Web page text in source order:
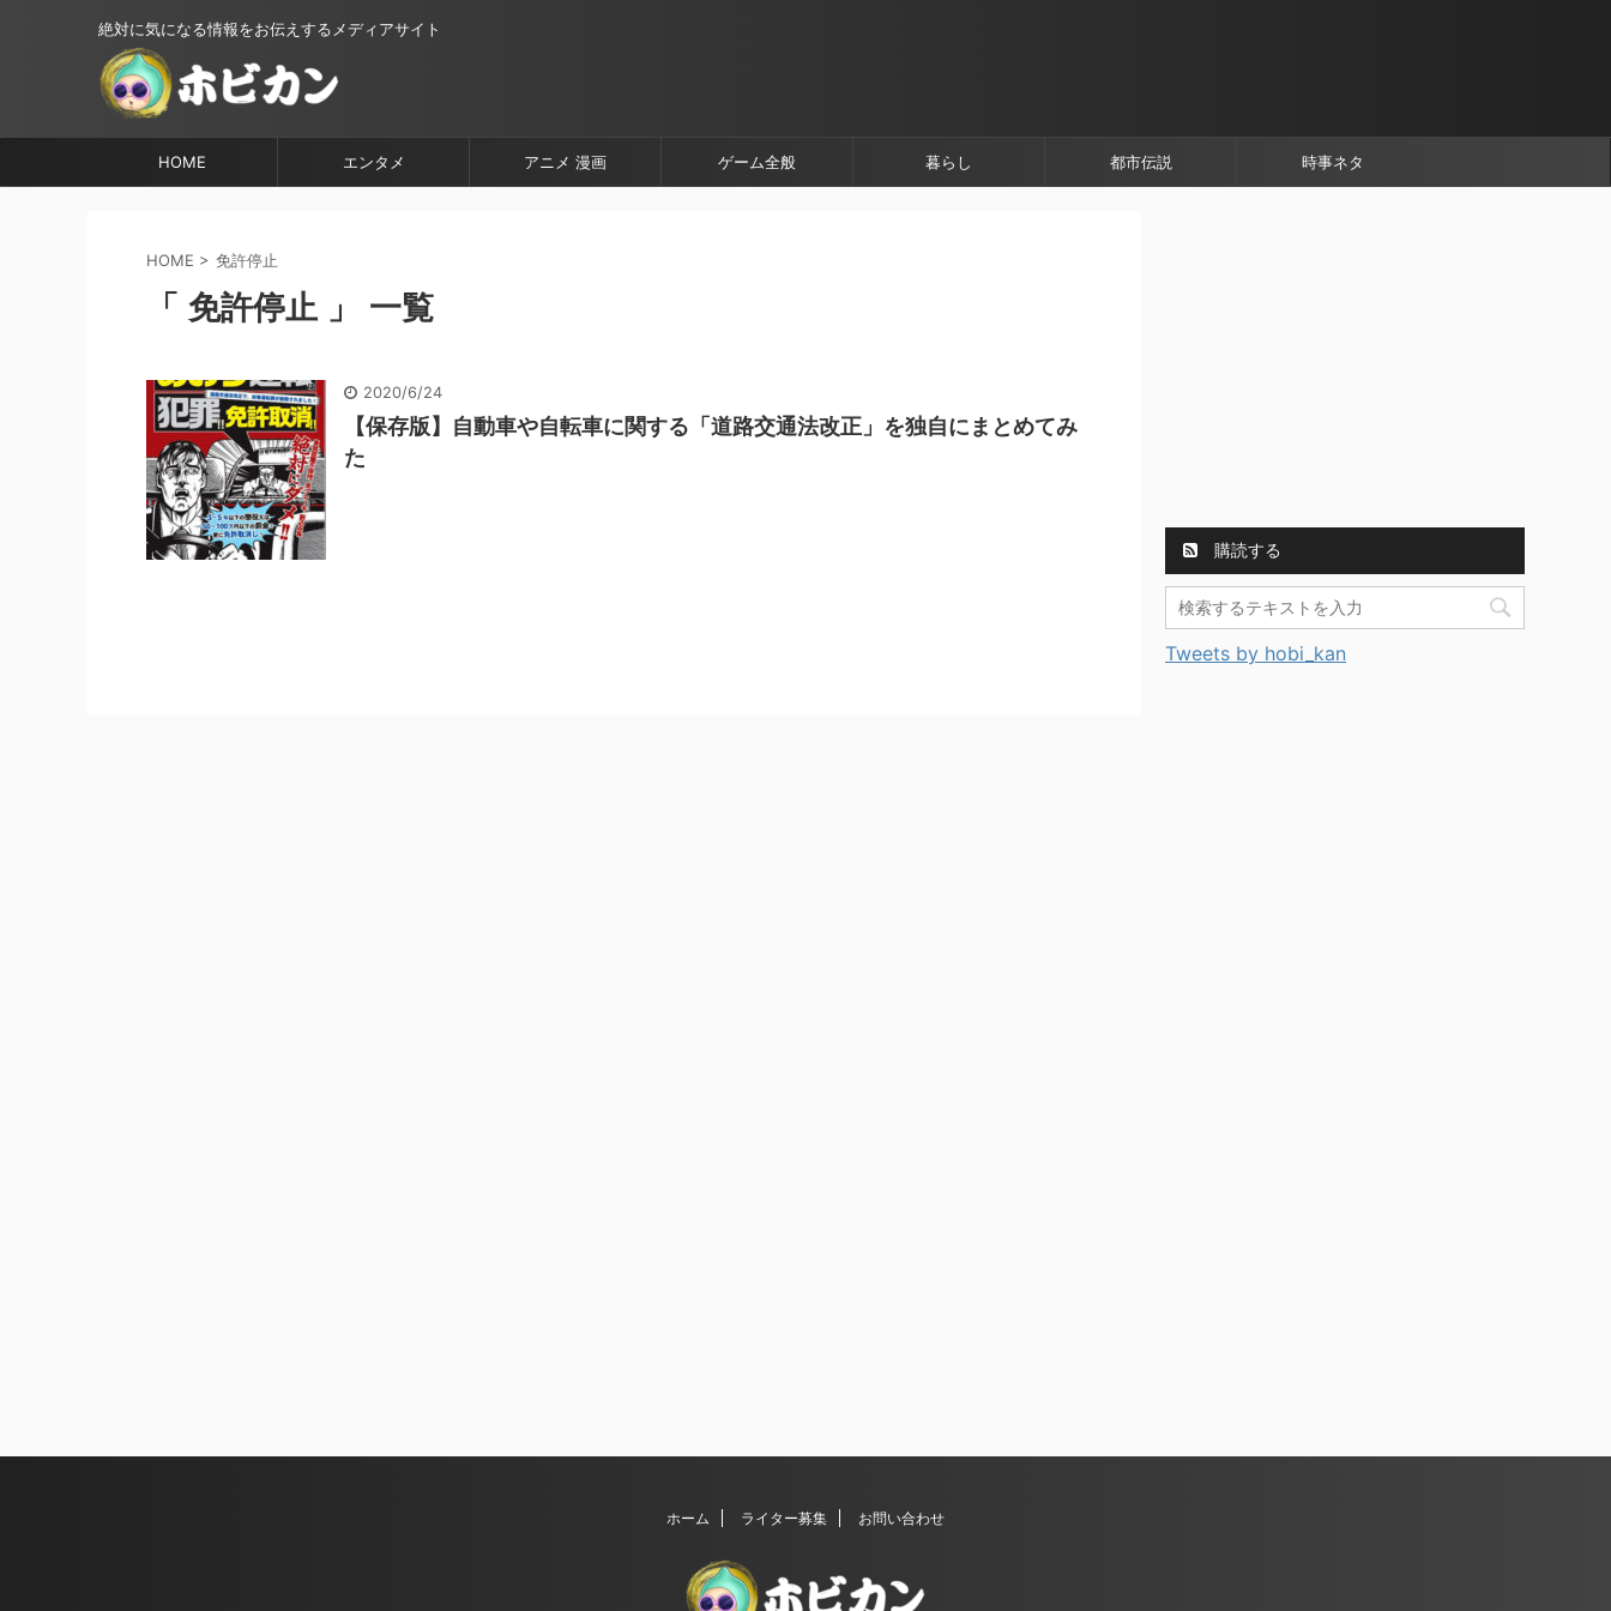
絶対に気になる情報をお伝えするメディアサイト
HOME エンタメ アニメ 漫画 ゲーム全般 暮らし 都市伝説 時事ネタ
HOME > 免許停止
「 免許停止 」 一覧
2020/6/24
【保存版】自動車や自転車に関する「道路交通法改正」を独自にまとめてみ
た
購読する
Tweets by hobi_kan
ホーム ライター募集 お問い合わせ